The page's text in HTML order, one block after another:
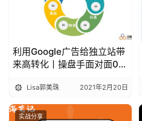
利用Google广告给独立站带
来高转化丨操盘手面对面08
Lisa郭美珠 2021年2月20日
实战分享